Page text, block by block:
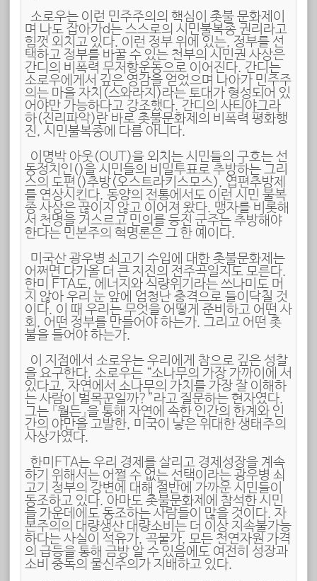
소로우는 이런 민주주의의 핵심이 촛불 문화제이
며 나도 잡아가d는 스스로의 시민불복종 권리라고
힘껏 외치고 있다. 이런 정부 위에 있는, 정부를 선
택하고 정부를 바꿀 수 있는 천부의 시민권 사상은
간디의 비폭력 무저항운동으로 이어진다. 간디는
소로우에게서 깊은 영감을 얻었으며 나아가 민주주
의는 마을 자치(스와라지)라는 토대가 형성되어 있
어야만 가능하다고 강조했다. 간디의 사티야그라
하(진리파악)란 바로 촛불문화제의 비폭력 평화행
진, 시민불복종에 다름 아니다.
이명박 아웃(OUT)을 외치는 시민들의 구호는 선
동정치인(僭主)을 시민들의 비밀투표로 추방하는 그리
스의 도편(陶片)추방(오스트라키스모스), 엽편추방제
를 연상시킨다. 동양의 전통에서도 이런 시민 불복
종 사상은 끊이지 않고 이어져 왔다. 맹자를 비롯해
서 천명을 거스르고 민의를 등진 군주는 추방해야
한다는 민본주의 혁명론은 그 한 예이다.
미국산 광우병 쇠고기 수입에 대한 촛불문화제는
어쩌면 다가올 더 큰 지진의 전주곡일지도 모른다.
한미 FTA도, 에너지와 식량위기라는 쓰나미도 머
지 않아 우리 눈 앞에 엄청난 충격으로 들이닥칠 것
이다. 이 때 우리는 무엇을 어떻게 준비하고 어떤 사
회, 어떤 정부를 만들어야 하는가. 그리고 어떤 촛
불을 들어야 하는가.
이 지점에서 소로우는 우리에게 참으로 깊은 성찰
을 요구한다. 소로우는 “소나무의 가장 가까이에 서
있다고, 자연에서 소나무의 가치를 가장 잘 이해하
는 사람이 벌목꾼일까?”라고 질문하는 현자였다.
그는 『월든』을 통해 자연에 속한 인간의 한계와 인
간의 야만을 고발한, 미국이 낳은 위대한 생태주의
사상가였다.
한미FTA는 우리 경제를 살리고 경제성장을 계속
하기 위해서는 어쩔 수 없는 선택이라는 광우병 쇠
고기 정부의 강변에 대해 절반에 가까운 시민들이
동조하고 있다. 아마도 촛불문화제에 참석한 시민
들 가운데에도 동조하는 사람들이 많을 것이다. 자
본주의의 대량생산 대량소비는 더 이상 지속불가능
하다는 사실이 석유가, 곡물가, 모든 천연자원 가격
의 급등을 통해 금방 알 수 있음에도 여전히 성장과
소비 중독의 물신주의가 지배하고 있다.